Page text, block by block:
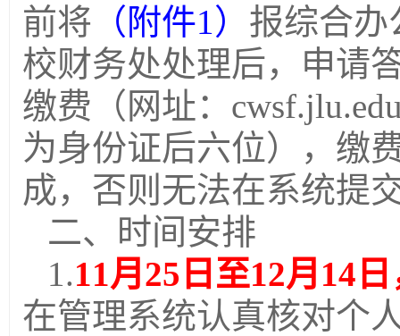
前将 （附件1） 报综合办
校财务处处理后，申请
缴费（网址：
为身份证后六位），缴
成，否则无法在系统提
二、时间安排
1.11月 25 日至12月 14
在管理系统认真核对个